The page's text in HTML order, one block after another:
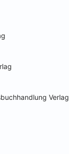
Verlag